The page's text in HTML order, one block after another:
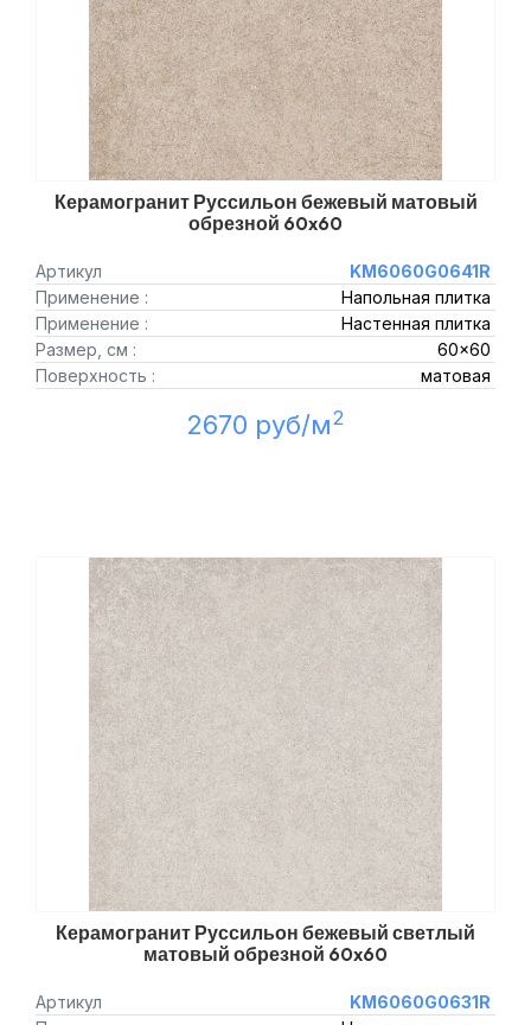
Керамогранит Руссильон бежевый матовый
обрезной 60x60
Артикул
KM6060G0641R
Применение :
Напольная плитка
Применение :
Настенная плитка
Размер, см :
60x60
Поверхность :
матовая
2670 руб/м2
Керамогранит Руссильон бежевый светлый
матовый обрезной 60x60
Артикул
KM6060G0631R